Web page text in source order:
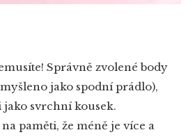
Správně zvolené body
jako spodní prádlo),
svrchní kousek.
paměti, že méně je více a